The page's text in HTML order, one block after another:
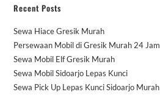
Recent Posts
Sewa Hiace Gresik Murah
Persewaan Mobil di Gresik Murah 24 Jam
Sewa Mobil Elf Gresik Murah
Sewa Mobil Sidoarjo Lepas Kunci
Sewa Pick Up Lepas Kunci Sidoarjo Murah